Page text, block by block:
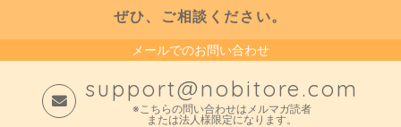
ぜひ、ご相談ください。
メールでのお問い合わせ
support@nobitore.com
※こちらの問い合わせはメルマガ読者
または法人様限定になります。